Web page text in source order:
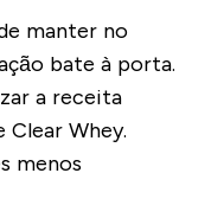
manter no
bate à porta.
a receita
Whey.
menos